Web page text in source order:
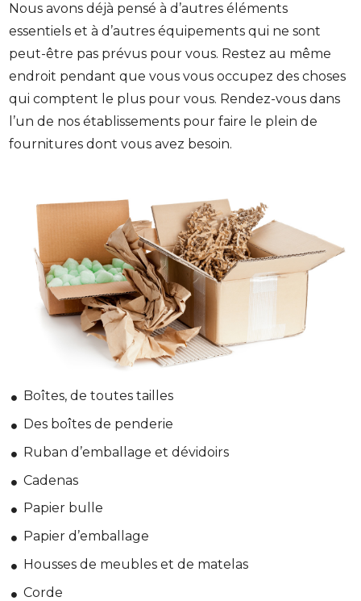
Nous avons déjà pensé à d’autres éléments
essentiels et à d’autres équipements qui ne sont
peut-être pas prévus pour vous. Restez au même
endroit pendant que vous vous occupez des choses
qui comptent le plus pour vous. Rendez-vous dans
l’un de nos établissements pour faire le plein de
fournitures dont vous avez besoin.
Boîtes, de toutes tailles
Des boîtes de penderie
Ruban d’emballage et dévidoirs
Cadenas
Papier bulle
Papier d’emballage
Housses de meubles et de matelas
Corde